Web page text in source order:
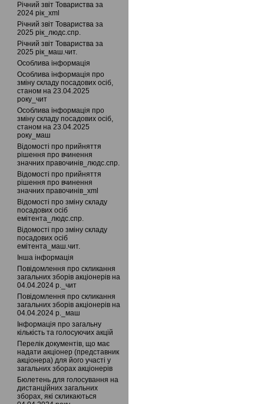
Річний звіт Товариства за
2024 рік_xml
Річний звіт Товариства за
2025 рік_людс.спр.
Річний звіт Товариства за
2025 рік_маш.чит.
Особлива інформація
Особлива інформація про
зміну складу посадових осіб,
станом на 23.04.2025
року_чит
Особлива інформація про
зміну складу посадових осіб,
станом на 23.04.2025
року_маш
Відомості про прийняття
рішення про вчинення
значних правочинів_людс.спр.
Відомості про прийняття
рішення про вчинення
значних правочинів_xml
Відомості про зміну складу
посадових осіб
емітента_людс.спр.
Відомості про зміну складу
посадових осіб
емітента_маш.чит.
Інша інформація
Повідомлення про скликання
загальних зборів акціонерів на
04.04.2024 р._чит
Повідомлення про скликання
загальних зборів акціонерів на
04.04.2024 р._маш
Інформація про загальну
кількість та голосуючих акцій
Перелік документів, що має
надати акціонер (представник
акціонера) для його участі у
загальних зборах акціонерів
Бюлетень для голосування на
дистанційних загальних
зборах, які скликаються